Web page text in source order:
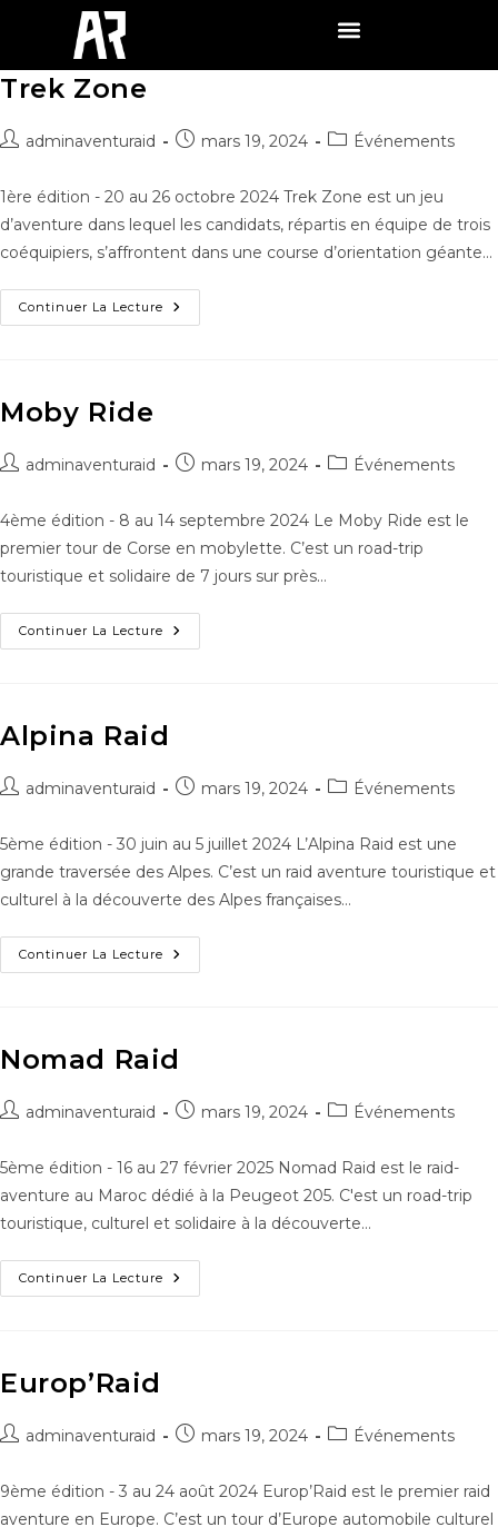
Trek Zone
adminaventuraid mars 19, 2024 Événements
1ère édition - 20 au 26 octobre 2024 Trek Zone est un jeu
d’aventure dans lequel les candidats, répartis en équipe de trois
coéquipiers, s’affrontent dans une course d’orientation géante…
Continuer La Lecture
Moby Ride
adminaventuraid mars 19, 2024 Événements
4ème édition - 8 au 14 septembre 2024 Le Moby Ride est le
premier tour de Corse en mobylette. C’est un road-trip
touristique et solidaire de 7 jours sur près…
Continuer La Lecture
Alpina Raid
adminaventuraid mars 19, 2024 Événements
5ème édition - 30 juin au 5 juillet 2024 L’Alpina Raid est une
grande traversée des Alpes. C’est un raid aventure touristique et
culturel à la découverte des Alpes françaises…
Continuer La Lecture
Nomad Raid
adminaventuraid mars 19, 2024 Événements
5ème édition - 16 au 27 février 2025 Nomad Raid est le raid-
aventure au Maroc dédié à la Peugeot 205. C'est un road-trip
touristique, culturel et solidaire à la découverte…
Continuer La Lecture
Europ’Raid
adminaventuraid mars 19, 2024 Événements
9ème édition - 3 au 24 août 2024 Europ’Raid est le premier raid
aventure en Europe. C’est un tour d’Europe automobile culturel